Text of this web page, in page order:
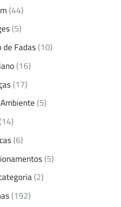
(44)
(5)
de Fadas(10)
(16)
(17)
(5)
(14)
(6)
(5)
(2)
(192)